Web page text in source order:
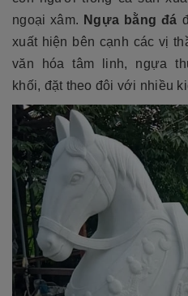
ngoại xâm. Ngựa bằng đá
xuất hiện bên cạnh các vị
văn hóa tâm linh, ngựa
khối, đặt theo đôi với nhiều